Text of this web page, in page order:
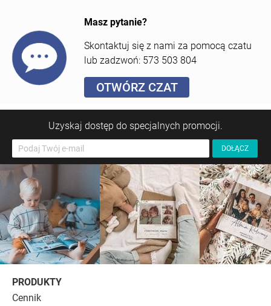
Masz pytanie?
Skontaktuj się z nami za pomocą czatu
lub zadzwoń: 573 503 804
OTWÓRZ CZAT
Uzyskaj dostęp do specjalnych promocji.
PRODUKTY
Cennik